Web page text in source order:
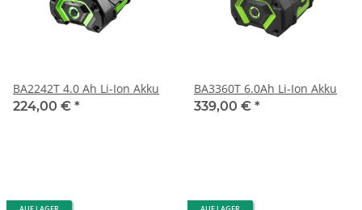
BA2242T 4.0 Ah Li-Ion Akku
224,00 € *
BA3360T 6.0Ah Li-Ion Akku
339,00 € *